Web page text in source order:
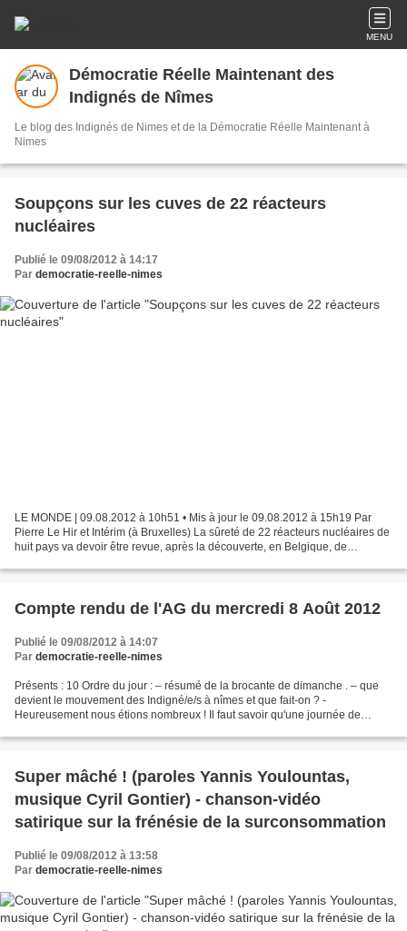
MENU
Démocratie Réelle Maintenant des
Indignés de Nîmes
Le blog des Indignés de Nimes et de la Démocratie Réelle Maintenant à
Nimes
Soupçons sur les cuves de 22 réacteurs
nucléaires
Publié le 09/08/2012 à 14:17
Par democratie-reelle-nimes
LE MONDE | 09.08.2012 à 10h51 • Mis à jour le 09.08.2012 à 15h19 Par
Pierre Le Hir et Intérim (à Bruxelles) La sûreté de 22 réacteurs nucléaires de
huit pays va devoir être revue, après la découverte, en Belgique, de
Compte rendu de l'AG du mercredi 8 Août 2012
Publié le 09/08/2012 à 14:07
Par democratie-reelle-nimes
Présents : 10 Ordre du jour : – résumé de la brocante de dimanche . – que
devient le mouvement des Indigné/e/s à nîmes et que fait-on ? -
Heureusement nous étions nombreux ! Il faut savoir qu'une journée de
Super mâché ! (paroles Yannis Youlountas,
musique Cyril Gontier) - chanson-vidéo
satirique sur la frénésie de la surconsommation
Publié le 09/08/2012 à 13:58
Par democratie-reelle-nimes